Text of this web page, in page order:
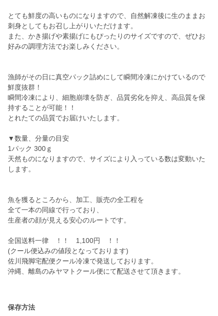
とても鮮度の高いものになりますので、自然解凍後に生のままお
刺身としてもお召し上がりいただけます。
また、かき揚げや素揚げにもぴったりのサイズですので、ぜひお
好みの調理方法でお楽しみください。
漁師がその日に真空パック詰めにして瞬間冷凍にかけているので
鮮度抜群！
瞬間冷凍により、細胞崩壊を防ぎ、品質劣化を抑え、高品質を保
持することが可能！！
とれたての品質でお届けいたします。
▼数量、分量の目安
1パック 300ｇ
天然ものになりますので、サイズにより入っている数は変動いた
します。
魚を獲るところから、加工、販売の全工程を
全て一本の同線で行っており、
生産者の顔が見える安心のルートです。
全国送料一律 ！！ 1,100円 ！！
(クール便込みの値段となっております)
佐川飛脚宅配便クール冷凍で発送しております。
沖縄、離島のみヤマトクール便にて配送させて頂きます。
保存方法